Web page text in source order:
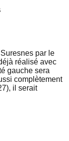
par le
réalisé avec
gauche sera
complètement
il serait